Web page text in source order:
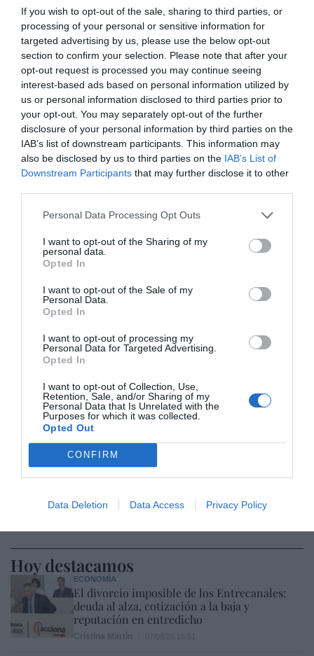
If you wish to opt-out of the sale, sharing to third parties, or
processing of your personal or sensitive information for
targeted advertising by us, please use the below opt-out
section to confirm your selection. Please note that after your
opt-out request is processed you may continue seeing
interest-based ads based on personal information utilized by
us or personal information disclosed to third parties prior to
your opt-out. You may separately opt-out of the further
disclosure of your personal information by third parties on the
IAB’s list of downstream participants. This information may
also be disclosed by us to third parties on the IAB’s List of
Downstream Participants that may further disclose it to other
Personal Data Processing Opt Outs
I want to opt-out of the Sharing of my
personal data.
Opted In
I want to opt-out of the Sale of my
Personal Data.
Opted In
I want to opt-out of processing my
Personal Data for Targeted Advertising.
Opted In
I want to opt-out of Collection, Use,
Retention, Sale, and/or Sharing of my
Personal Data that Is Unrelated with the
Purposes for which it was collected.
Opted Out
CONFIRM
Data Deletion Data Access Privacy Policy
RELACIONADO
“OpenAI no está en venta”: Altman
rechaza la oferta de 97.400 millones
de su exsocio Elon Musk... y con
recochineo
¿Te ha interesado este artículo?
Suscríbete a nuestro newsletter y recibe cada dia
en tu correo lo más destacado de Hispanidad
Tu correo electrónico...
He leído y acepto las
Hoy destacamos
ECONOMÍA
El divorcio imposible de los Entrecanales:
deuda al alza, cotización a la baja y
reputación en entredicho